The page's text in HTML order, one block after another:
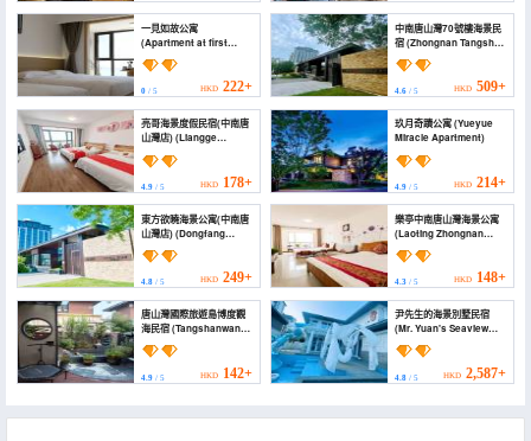
一見如故公寓
(Apartment at first
sight)
0 / 5 HKD 222+
中南唐山灣70號樓海景民
宿 (Zhongnan Tangshan
Bay No. 70 Seaview
B&B)
4.6/ 5 HKD 509+
亮哥海景度假民宿(中南唐
山灣店) (Liangge
Homestay (Zhongnan
Tangshanwan Branch))
4.9 / 5 HKD 178+
玖月奇蹟公寓 (Yueyue
Miracle Apartment)
4.9/ 5 HKD 214+
東方欲曉海景公寓(中南唐
山灣店) (Dongfang
Yuxiao Seaview
Apartment (Zhongnan
Tangshanwan Branch))
4.8 / 5 HKD 249+
樂亭中南唐山灣海景公寓
(Laoting Zhongnan
Tangshan Bay Scenic
Apartment)
4.3/ 5 HKD 148+
唐山灣國際旅遊島博度觀
海民宿 (Tangshanwan
International Tourism
Island Bodu Guanhai
4.9 / 5 HKD 142+
尹先生的海景別墅民宿
(Mr. Yuan's Seaview
Villa Homestay)
4.8/ 5 HKD 2,587+